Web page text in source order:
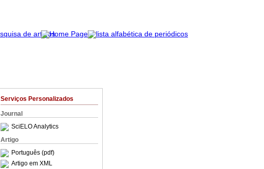
Serviços Personalizados
Journal
SciELO Analytics
Artigo
Português (pdf)
Artigo em XML